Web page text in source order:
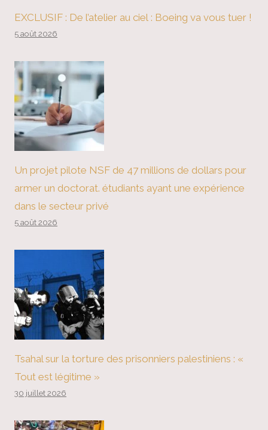
EXCLUSIF : De l’atelier au ciel : Boeing va vous tuer !
5 août 2026
Un projet pilote NSF de 47 millions de dollars pour
armer un doctorat. étudiants ayant une expérience
dans le secteur privé
5 août 2026
Tsahal sur la torture des prisonniers palestiniens : «
Tout est légitime »
30 juillet 2026